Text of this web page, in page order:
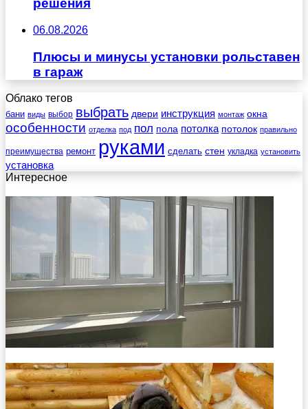
решения
06.08.2026
Плюсы и минусы установки рольставен
в гараж
Облако тегов
бани виды выбор выбрать двери инструкция монтаж окна
особенности отделка под пол пола потолка потолок правильно
преимущества ремонт руками сделать стен укладка установить
установка
Интересное